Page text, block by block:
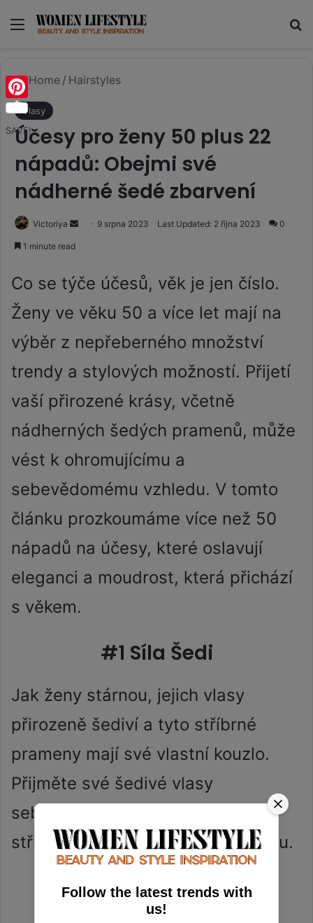
Menu
Home / Hairstyles
Vlasy
Účesy pro ženy 50 plus 22
nápadů: Obejmi své
nádherné šedé zbarvení
Victoriya
Send 9 srpna 2023 Last Updated: 2 října 2023 0
1 minute read
Co se týče účesů, věk je jen číslo.
Ženy ve věku 50 a více let mají na
výběr z nepřeberného množství
trendy a stylových možností. Přijetí
vaší přirozené krásy, včetně
nádherných šedých pramenů, může
vést k ohromujícímu a
sebevědomému vzhledu. V tomto
článku prozkoumáme více než 50
nápadů na účesy, které oslavují
eleganci a moudrost, která přichází
s věkem.
#1 Síla Šedi
Jak ženy stárnou, jejich vlasy
přirozeně šediví a tyto stříbrné
prameny mají své vlastní kouzlo.
Přijměte své šedivé vlasy
sebevědomě a zvažte stylové
střihy, které podtrhnou jejich krásu.
Pinterest
SAVE!
Follow the latest trends with
us!